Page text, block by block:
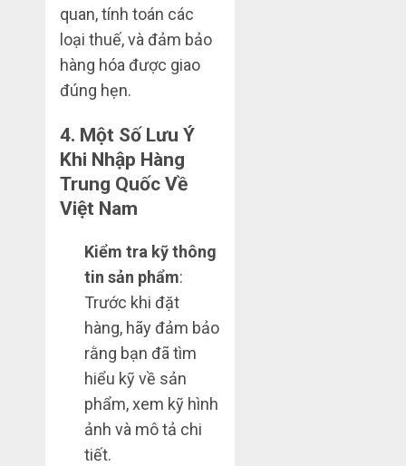
quan, tính toán các
loại thuế, và đảm bảo
hàng hóa được giao
đúng hẹn.
4. Một Số Lưu Ý
Khi Nhập Hàng
Trung Quốc Về
Việt Nam
Kiểm tra kỹ thông
tin sản phẩm:
Trước khi đặt
hàng, hãy đảm bảo
rằng bạn đã tìm
hiểu kỹ về sản
phẩm, xem kỹ hình
ảnh và mô tả chi
tiết.